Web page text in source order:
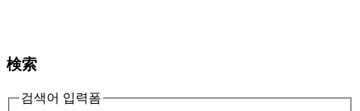
検索
검색어 입력폼